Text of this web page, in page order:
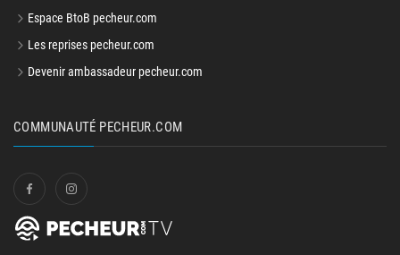
Espace BtoB pecheur.com
Les reprises pecheur.com
Devenir ambassadeur pecheur.com
COMMUNAUTÉ PECHEUR.COM